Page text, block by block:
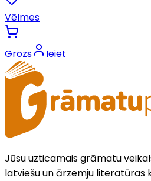
Vēlmes
Grozs Ieiet
Jūsu uzticamais grāmatu
latviešu un ārzemju literatūras